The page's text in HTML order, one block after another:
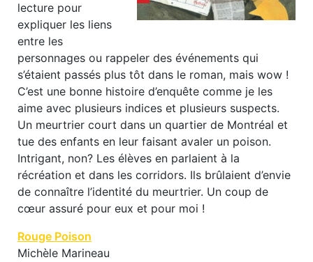
lecture pour
expliquer les liens
entre les
personnages ou rappeler des événements qui
s’étaient passés plus tôt dans le roman, mais wow !
C’est une bonne histoire d’enquête comme je les
aime avec plusieurs indices et plusieurs suspects.
Un meurtrier court dans un quartier de Montréal et
tue des enfants en leur faisant avaler un poison.
Intrigant, non? Les élèves en parlaient à la
récréation et dans les corridors. Ils brûlaient d’envie
de connaître l’identité du meurtrier. Un coup de
cœur assuré pour eux et pour moi !
Rouge Poison
Michèle Marineau